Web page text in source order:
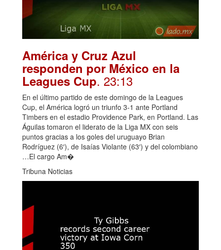
América y Cruz Azul
responden por México en la
Leagues Cup. 23:13
En el último partido de este domingo de la Leagues
Cup, el América logró un triunfo 3-1 ante Portland
Timbers en el estadio Providence Park, en Portland. Las
Águilas tomaron el liderato de la Liga MX con seis
puntos gracias a los goles del uruguayo Brian
Rodríguez (6′), de Isaías Violante (63′) y del colombiano
…El cargo Am�
Tribuna Noticias